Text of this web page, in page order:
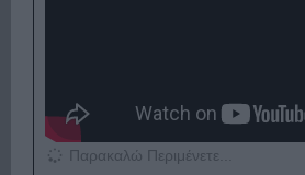
Παρακαλώ Περιμένετε...